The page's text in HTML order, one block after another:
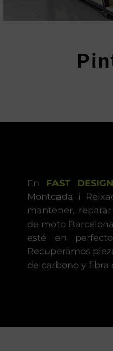
En FAST DESIGN
Montcada i
mantener,
de moto
esté en
Recuperamos
de carbono y fibra